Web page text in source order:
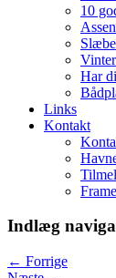
10
Har
Links
Kontakt
Indlæg
← Forrige